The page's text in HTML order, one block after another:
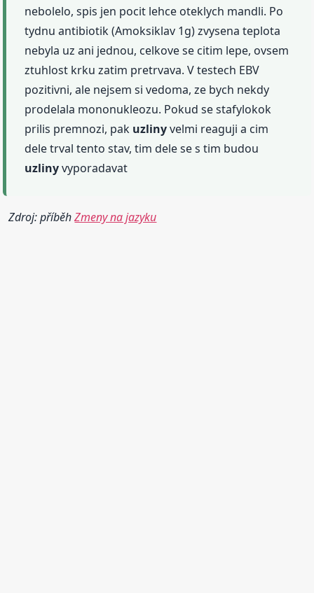
nebolelo, spis jen pocit lehce oteklych mandli. Po
tydnu antibiotik (Amoksiklav 1g) zvysena teplota
nebyla uz ani jednou, celkove se citim lepe, ovsem
ztuhlost krku zatim pretrvava. V testech EBV
pozitivni, ale nejsem si vedoma, ze bych nekdy
prodelala mononukleozu. Pokud se stafylokok
prilis premnozi, pak uzlinyvelmi reaguji a cim
dele trval tento stav, tim dele se s tim budou
uzlinyvyporadavat
Zdroj: příběhZmeny na jazyku